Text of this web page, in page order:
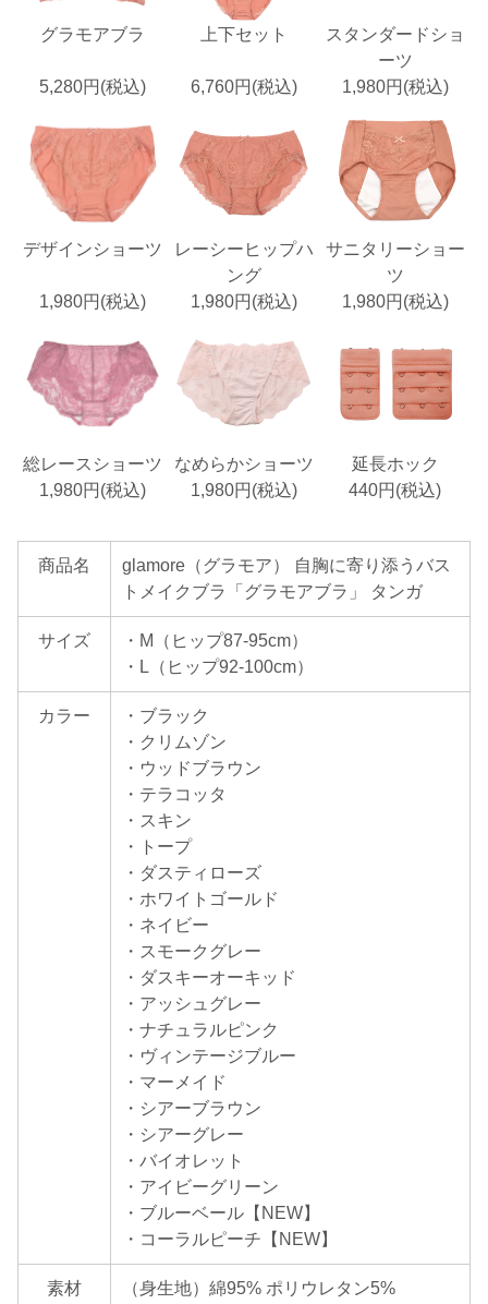
グラモアブラ 上下セット
スタンダードショ
ーツ
5,280円(税込)
6,760円(税込) 1,980円(税込)
デザインショーツ
レーシーヒップハ
ング
サニタリーショー
ツ
1,980円(税込)
1,980円(税込) 1,980円(税込)
総レースショーツ なめらかショーツ
延長ホック
1,980円(税込)
1,980円(税込) 440円(税込)
商品名
glamore（グラモア） 自胸に寄り添うバス
トメイクブラ「グラモアブラ」 タンガ
サイズ
・M（ヒップ87-95cm）
・L（ヒップ92-100cm）
カラー
・ブラック
・クリムゾン
・ウッドブラウン
・テラコッタ
・スキン
・トープ
・ダスティローズ
・ホワイトゴールド
・ネイビー
・スモークグレー
・ダスキーオーキッド
・アッシュグレー
・ナチュラルピンク
・ヴィンテージブルー
・マーメイド
・シアーブラウン
・シアーグレー
・バイオレット
・アイビーグリーン
・ブルーベール【NEW】
・コーラルピーチ【NEW】
素材
（身生地）綿95% ポリウレタン5%